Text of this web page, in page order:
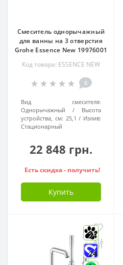
Смеситель однорычажный
для ванны на 3 отверстия
Grohe Essence New 19976001
Код товара: ESSENCE NEW
0
Вид смесителя:
Однорычажный
Высота
устройства, см: 25,1
Излив:
Стационарный
22 848 грн.
Есть скидка - получить!
Купить
24
24